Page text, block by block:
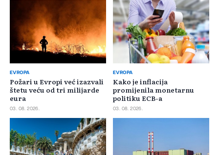
EVROPA
Požari u Evropi već izazvali
štetu veću od tri milijarde
eura
03. 08. 2026.
EVROPA
Kako je inflacija
promijenila monetarnu
politiku ECB-a
03. 08. 2026.